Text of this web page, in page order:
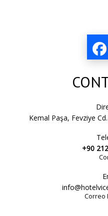
Kemal Paşa, Fevziye
+90
Correo